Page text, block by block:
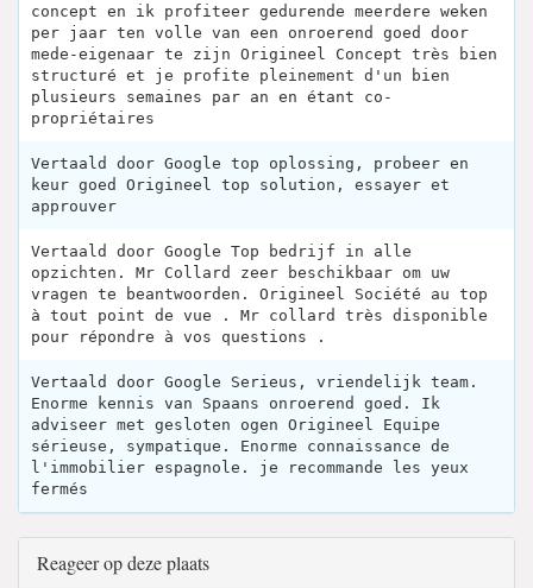
concept en ik profiteer gedurende meerdere weken
per jaar ten volle van een onroerend goed door
mede-eigenaar te zijn Origineel Concept très bien
structuré et je profite pleinement d'un bien
plusieurs semaines par an en étant co-
propriétaires
Vertaald door Google top oplossing, probeer en
keur goed Origineel top solution, essayer et
approuver
Vertaald door Google Top bedrijf in alle
opzichten. Mr Collard zeer beschikbaar om uw
vragen te beantwoorden. Origineel Société au top
à tout point de vue . Mr collard très disponible
pour répondre à vos questions .
Vertaald door Google Serieus, vriendelijk team.
Enorme kennis van Spaans onroerend goed. Ik
adviseer met gesloten ogen Origineel Equipe
sérieuse, sympatique. Enorme connaissance de
l'immobilier espagnole. je recommande les yeux
fermés
Reageer op deze plaats